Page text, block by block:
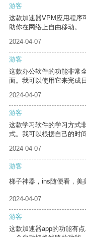
游客
这款加速器VPM应用程序
助你在网络上自由移动。
2024-04-07
游客
这款办公软件的功能非常
面。我可以使用它来完成
2024-04-07
游客
这款学习软件的学习方式
式。我可以根据自己的时
2024-04-07
游客
梯子神器，ins随便看，美
2024-04-07
游客
这款加速器app的功能有